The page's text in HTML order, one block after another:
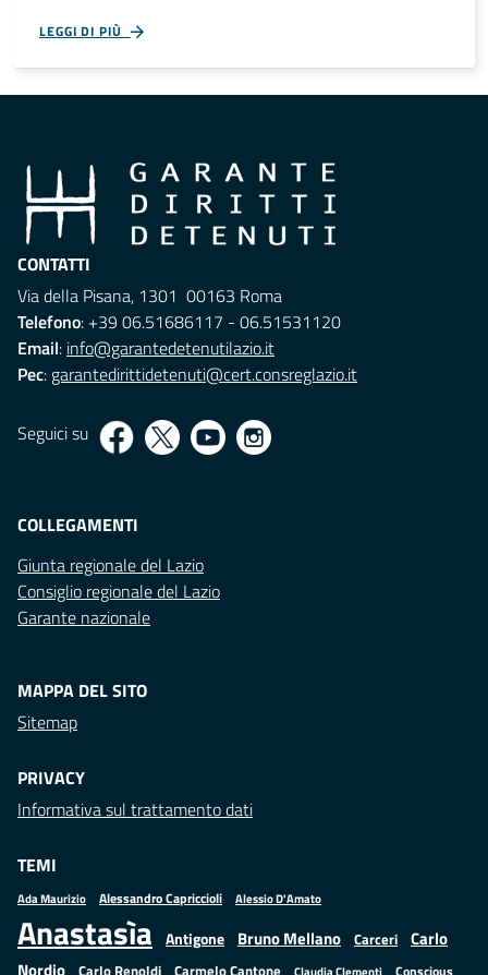
LEGGI DI PIÙ
CONTATTI
Via della Pisana, 1301 00163 Roma
Telefono: +39 06.51686117 - 06.51531120
Email: info@garantedetenutilazio.it
Pec: garantedirittidetenuti@cert.consreglazio.it
Seguici su
COLLEGAMENTI
Giunta regionale del Lazio
Consiglio regionale del Lazio
Garante nazionale
MAPPA DEL SITO
Sitemap
PRIVACY
Informativa sul trattamento dati
TEMI
Ada Maurizio Alessandro Capriccioli Alessio D'Amato
Anastasìa Antigone Bruno Mellano Carceri
Carlo
Carlo Renoldi Carmelo Cantone Claudia Clementi